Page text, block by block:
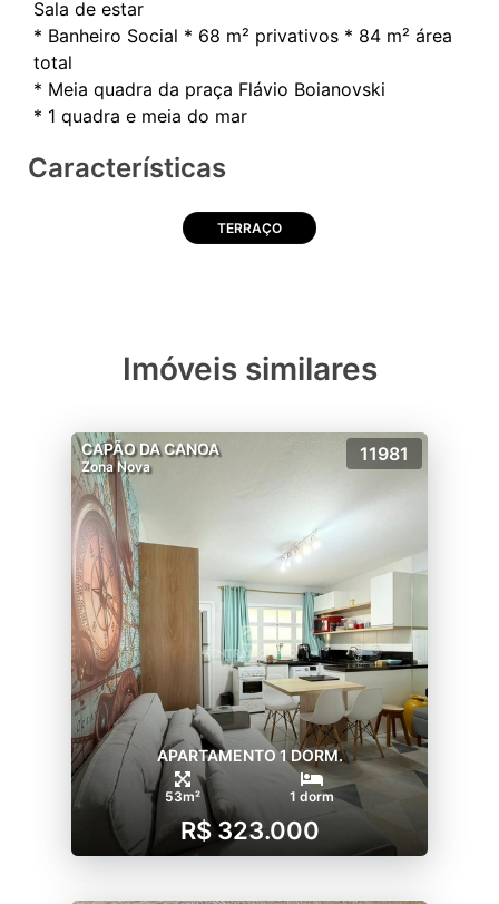
⁠Sala de estar
* ⁠Banheiro Social * ⁠68 m² privativos * ⁠84 m² área
total
* ⁠Meia quadra da praça Flávio Boianovski
Características
TERRAÇO
Imóveis similares
CAPÃO DA CANOA
Zona Nova
11981
APARTAMENTO 1 DORM.
53m² 1 dorm
R$ 323.000